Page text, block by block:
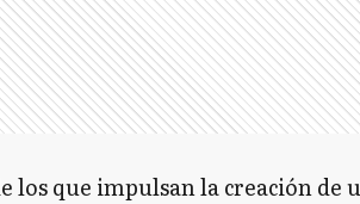
los que impulsan la creación